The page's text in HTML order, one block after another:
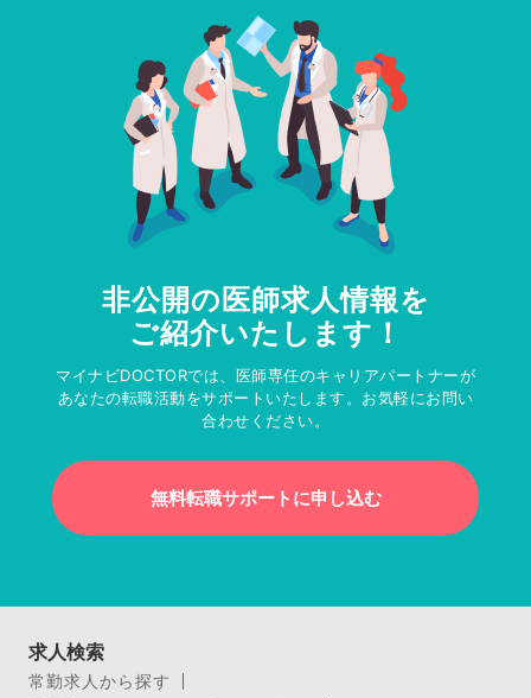
非公開の医師求人情報を
ご紹介いたします！
マイナビDOCTORでは、医師専任のキャリアパートナーが
あなたの転職活動をサポートいたします。お気軽にお問い
合わせください。
無料転職サポートに申し込む
求人検索
常勤求人から探す